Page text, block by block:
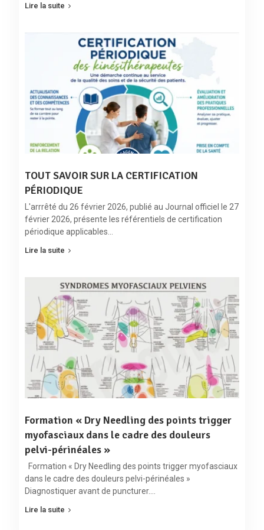
Lire la suite
TOUT SAVOIR SUR LA CERTIFICATION
PÉRIODIQUE
L'arrrêté du 26 février 2026, publié au Journal officiel le 27
février 2026, présente les référentiels de certification
périodique applicables…
Lire la suite
Formation « Dry Needling des points trigger
myofasciaux dans le cadre des douleurs
pelvi-périnéales »
Formation « Dry Needling des points trigger myofasciaux
dans le cadre des douleurs pelvi-périnéales »
Diagnostiquer avant de puncturer.…
Lire la suite